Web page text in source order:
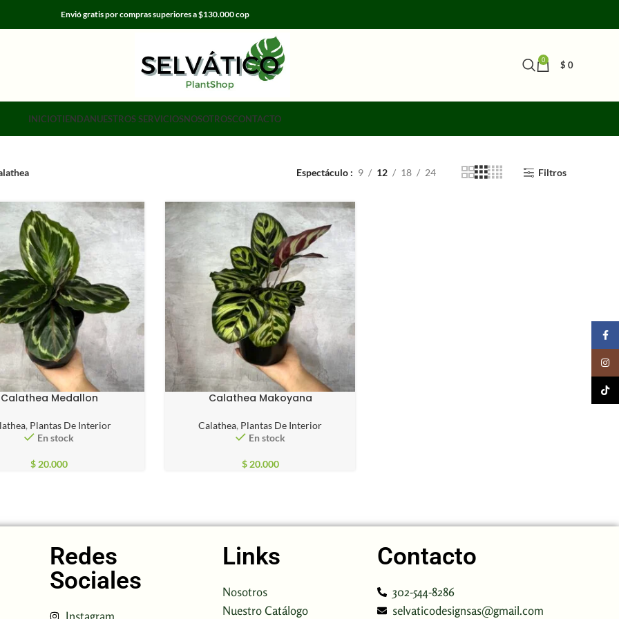
Envió gratis por compras superiores a $130.000 cop
0 $ 0
INICIOTIENDANUESTROS SERVICIOSNOSOTROSCONTACTO
Espectáculo 9 12 18 24 Filtros
Calathea Medallon
, Plantas De Interior
En stock
$20.000
Calathea Makoyana
Calathea, Plantas De Interior
En stock
$20.000
Redes
Sociales
Links
Nosotros
Nuestro Catálogo
Contacto
302-544-8286
selvaticodesignsas@gmail.com
Tik